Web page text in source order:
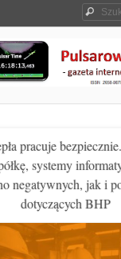
pracuje
systemy
negatywnych, jak i
dotyczących BHP